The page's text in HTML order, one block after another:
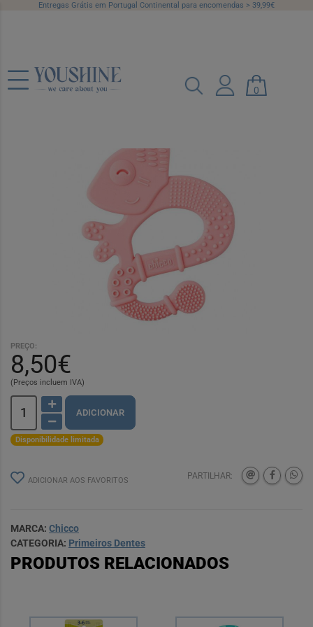
Entregas Grátis em Portugal Continental para encomendas > 39,99€
0
Chicco Anel de Dentição Iguana Rosa
PREÇO:
8,50€
(Preços incluem IVA)
ADICIONAR
Disponibilidade limitada
ADICIONAR AOS FAVORITOS PARTILHAR:
MARCA: Chicco
CATEGORIA: Primeiros Dentes
PRODUTOS RELACIONADOS